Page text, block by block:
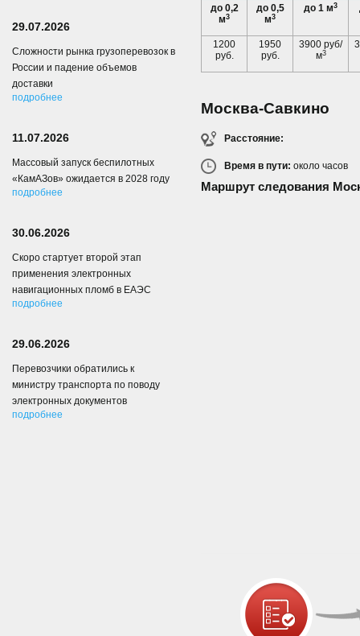
до 0,2
м3
до 0,5
м3
до 1 м3
1200
руб.
1950
руб.
3900 руб/
м3
Москва-Савкино
Расстояние:
Время в пути: около часов
Маршрут следования
29.07.2026
Сложности рынка грузоперевозок в
России и падение объемов
доставки
подробнее
11.07.2026
Массовый запуск беспилотных
«КамАЗов» ожидается в 2028 году
подробнее
30.06.2026
Скоро стартует второй этап
применения электронных
навигационных пломб в ЕАЭС
подробнее
29.06.2026
Перевозчики обратились к
министру транспорта по поводу
электронных документов
подробнее